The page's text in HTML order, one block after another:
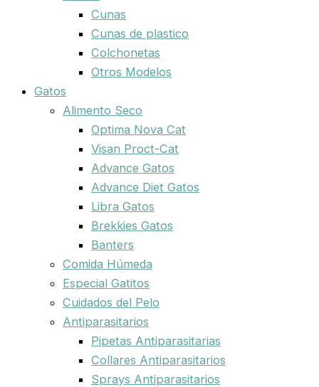
Cunas
Cunas de plastico
Colchonetas
Otros Modelos
Gatos
Alimento Seco
Optima Nova Cat
Visan Proct-Cat
Advance Gatos
Advance Diet Gatos
Libra Gatos
Brekkies Gatos
Banters
Comida Húmeda
Especial Gatitos
Cuidados del Pelo
Antiparasitarios
Pipetas Antiparasitarias
Collares Antiparasitarios
Sprays Antiparasitarios